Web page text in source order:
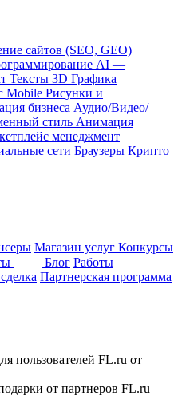
сайтов (SEO, GEO)
AI —
Тексты 3D Графика
Mobile Рисунки и
бизнеса Аудио/Видео/
стиль Анимация
менеджмент
сети Браузеры Крипто
Магазин услуг Конкурсы
Блог Работы
Партнерская программа
пользователей FL.ru от
от партнеров FL.ru